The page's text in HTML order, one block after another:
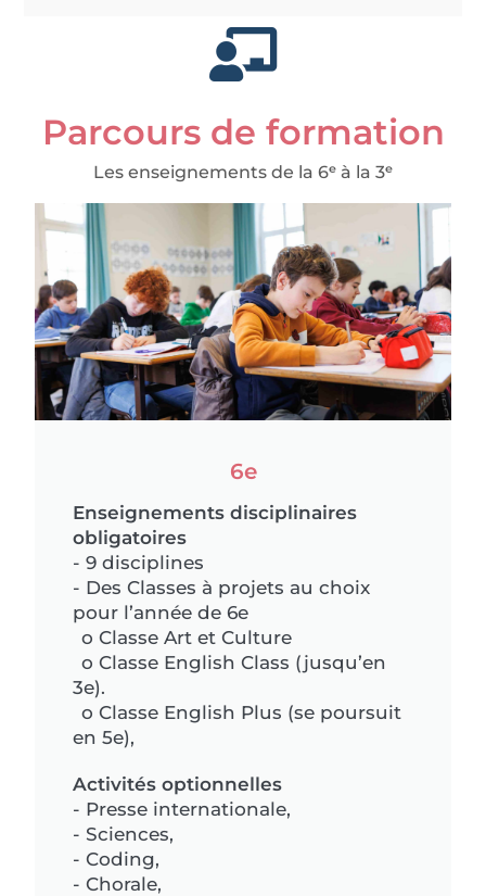
Parcours de formation
Les enseignements de la 6ᵉ à la 3ᵉ
6e
Enseignements disciplinaires
obligatoires
- 9 disciplines
- Des Classes à projets au choix
pour l’année de 6e
o Classe Art et Culture
o Classe English Class (jusqu’en
3e).
o Classe English Plus (se poursuit
en 5e),
Activités optionnelles
- Presse internationale,
- Sciences,
- Coding,
- Chorale,